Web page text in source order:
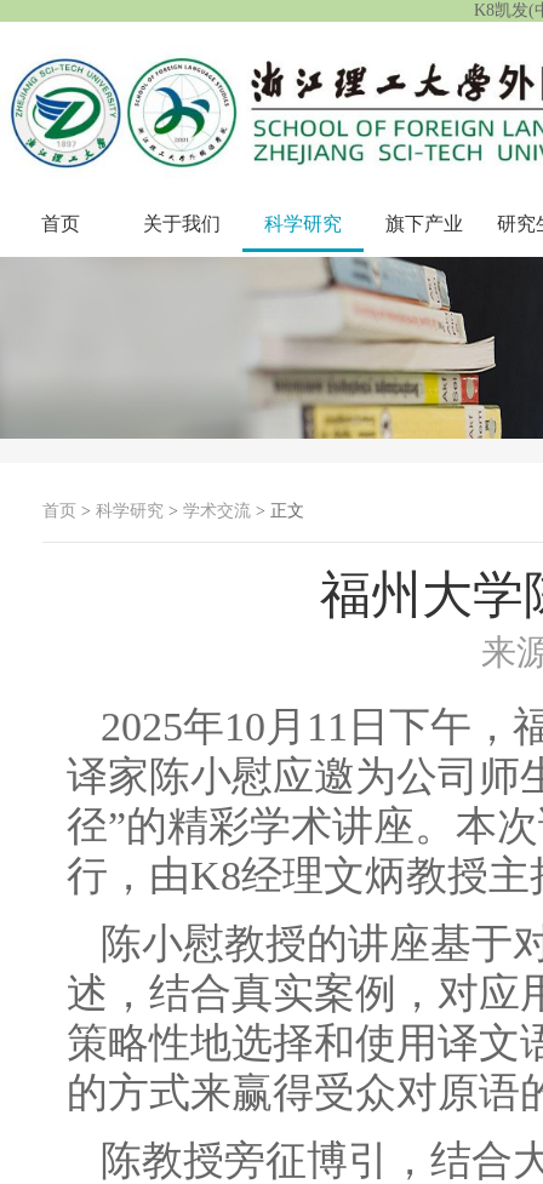
K8凯发(
首页 关于我们 科学研究 旗下产业 研究
首页 > 科学研究 > 学术交流 > 正文
福州大学
来
2025年10月11日下午，
译家陈小慰应邀为公司师
径”的精彩学术讲座。本
行，由K8经理文炳教授主
陈小慰教授的讲座基于
述，结合真实案例，对应
策略性地选择和使用译文
的方式来赢得受众对原语
陈教授旁征博引，结合